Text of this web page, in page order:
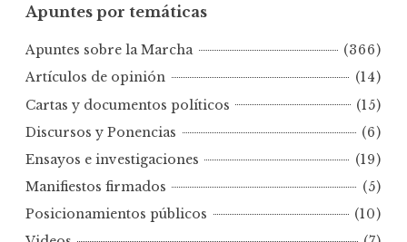
n
e
s
p
r
f
e
c
Apuntes por temáticas
Apuntes sobre la Marcha
(366)
Artículos de opinión
(14)
Cartas y documentos políticos
(15)
Discursos y Ponencias
(6)
Ensayos e investigaciones
(19)
Manifiestos firmados
(5)
Posicionamientos públicos
(10)